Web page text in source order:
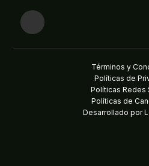
Términos y
Políticas de
Políticas Redes
Políticas de
Desarrollado por